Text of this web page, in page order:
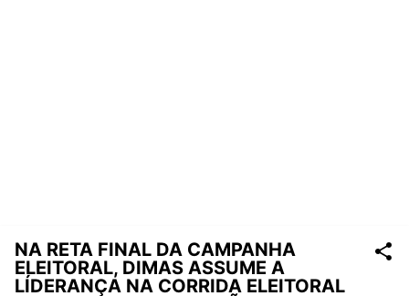
NA RETA FINAL DA CAMPANHA
ELEITORAL, DIMAS ASSUME A
LÍDERANÇA NA CORRIDA ELEITORAL